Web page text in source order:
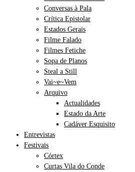
Conversas à Pala
Crítica Epistolar
Estados Gerais
Filme Falado
Filmes Fetiche
Sopa de Planos
Steal a Still
Vai~e~Vem
Arquivo
Actualidades
Estado da Arte
Cadáver Esquisito
Entrevistas
Festivais
Córtex
Curtas Vila do Conde